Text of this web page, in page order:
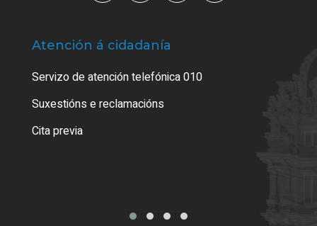
Atención á cidadanía
Servizo de atención telefónica 010
Suxestións e reclamacións
Cita previa